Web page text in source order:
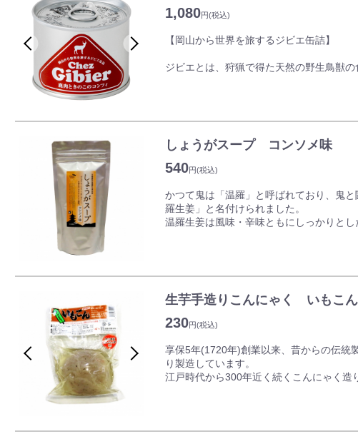
鹿肉のソーセージにザワークラフト(キャ
ワインとの相性もよく、鹿肉のソーセー
1,080円(税込)
【岡山から世界を旅するジビエ缶詰】
ジビエとは、狩猟で得た天然の野生鳥獣
岡山県産鹿肉とエリンギをオリーブオイ
そのままでもお召し上がりいただけます
いただけます。
日本風にやさしく味付けしています。野
しょうがスープ コンソメ味
540円(税込)
かつて鬼は「温羅」と呼ばれており、鬼
羅生姜」と名付けられました。
温羅生姜は風味・辛味ともにしっかりと
ぽかぽかあったまって、体にやさしい。
粉末になっておりますので、お料理の隠
生芋手造りこんにゃく いもこ
230円(税込)
享保5年(1720年)創業以来、昔からの伝統
り製造しています。
江戸時代から300年近く続くこんにゃく
冷やしてさしみこんにゃくに、煮物やお